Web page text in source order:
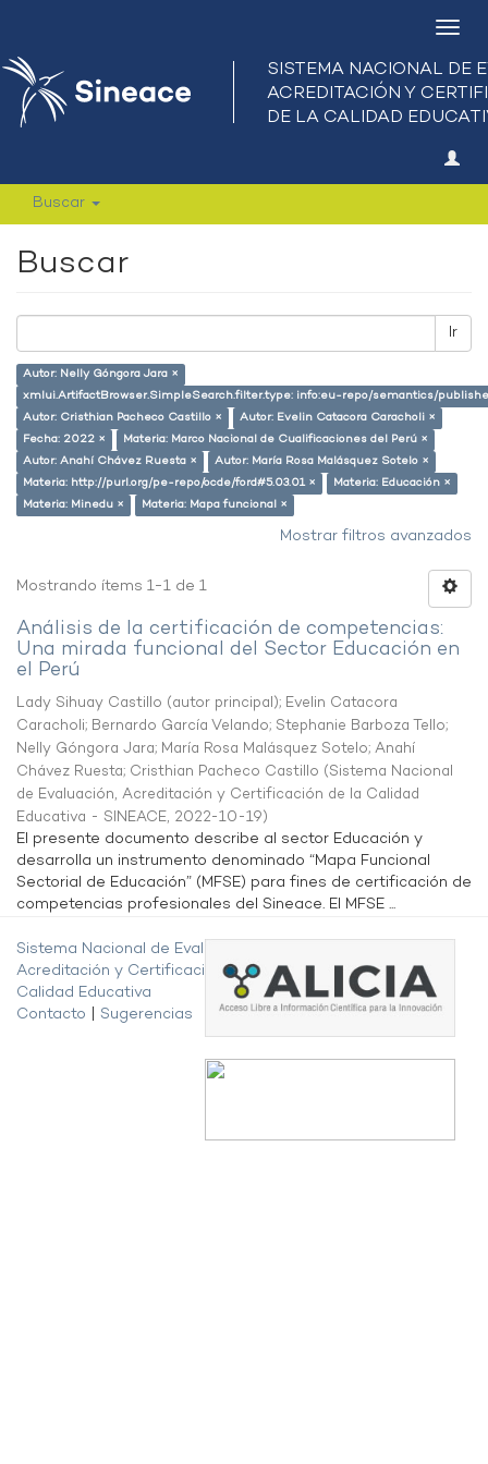
Buscar
Buscar
Ir
Autor: Nelly Góngora Jara ×
xmlui.ArtifactBrowser.SimpleSearch.filter.type: info:eu-repo/semantics/
Autor: Cristhian Pacheco Castillo ×
Autor: Evelin Catacora Caracholi ×
Fecha: 2022 ×
Materia: Marco Nacional de Cualificaciones del Perú ×
Autor: Anahí Chávez Ruesta ×
Autor: María Rosa Malásquez Sotelo ×
Materia: http://purl.org/pe-repo/ocde/ford#5.03.01 ×
Materia: Educación ×
Materia: Minedu ×
Materia: Mapa funcional ×
Mostrar filtros avanzados
Mostrando ítems 1-1 de 1
Análisis de la certificación de competencias:
Una mirada funcional del Sector Educación en
el Perú
Lady Sihuay Castillo (autor principal); Evelin Catacora
Caracholi; Bernardo García Velando; Stephanie Barboza Tello;
Nelly Góngora Jara; María Rosa Malásquez Sotelo; Anahí
Chávez Ruesta; Cristhian Pacheco Castillo (Sistema Nacional
de Evaluación, Acreditación y Certificación de la Calidad
Educativa - SINEACE, 2022-10-19)
El presente documento describe al sector Educación y
desarrolla un instrumento denominado “Mapa Funcional
Sectorial de Educación” (MFSE) para fines de certificación de
competencias profesionales del Sineace. El MFSE ...
Sistema Nacional de Evaluación,
Acreditación y Certificación de la
Calidad Educativa
Contacto
Sugerencias